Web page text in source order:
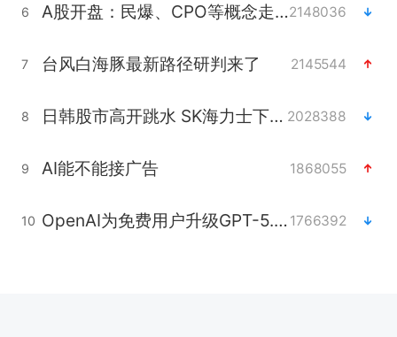
6 A股开盘：民爆、CPO等概念走强2148036
7 台风白海豚最新路径研判来了 2145544
8 日韩股市高开跳水 SK海力士下挫转跌 2028388
9 AI能不能接广告 1868055
10 OpenAI为免费用户升级GPT-5.6 Luna 1766392